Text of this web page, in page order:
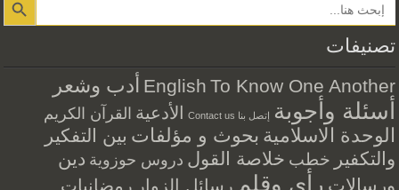
تصنيفات
English To Know One Another أدب وشعر
أسئلة وأجوبة إتصل بنا Contact us الأدعية القرآن الكريم
الوحدة الاسلامية بحوث و مؤلفات بين التفكير
والتكفير خطب خلاصة القول دروس حوزوية دين
ورسالات رأي وقلم رسائل الزوار رمضانيات